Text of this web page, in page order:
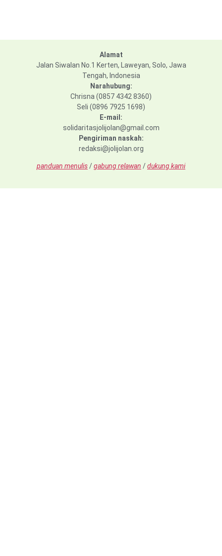
Alamat
Jalan Siwalan No.1 Kerten, Laweyan, Solo, Jawa
Tengah, Indonesia
Narahubung:
Chrisna (0857 4342 8360)
Seli (0896 7925 1698)
E-mail:
solidaritasjolijolan@gmail.com
Pengiriman naskah:
redaksi@jolijolan.org
panduan menulis/gabung relawan /dukung kami